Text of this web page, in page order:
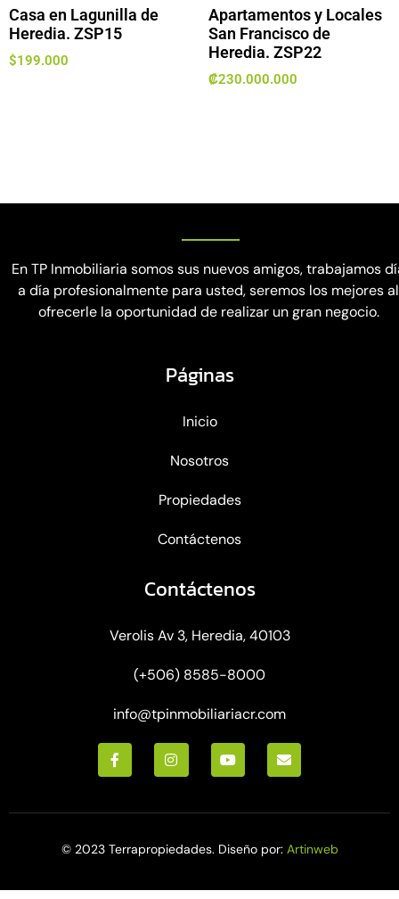
Casa en Lagunilla de
Heredia. ZSP15
$199.000
Apartamentos y Locales
San Francisco de
Heredia. ZSP22
₡230.000.000
En TP Inmobiliaria somos sus nuevos amigos, trabajamos
a día profesionalmente para usted, seremos los mejores al
ofrecerle la oportunidad de realizar un gran negocio.
Páginas
Inicio
Nosotros
Propiedades
Contáctenos
Contáctenos
Verolis Av 3, Heredia, 40103
(+506) 8585-8000
info@tpinmobiliariacr.com
© 2023 Terrapropiedades. Diseño por: Artinweb